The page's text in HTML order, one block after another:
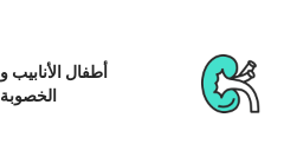
أطفال الأنابيب و
الخصوبة